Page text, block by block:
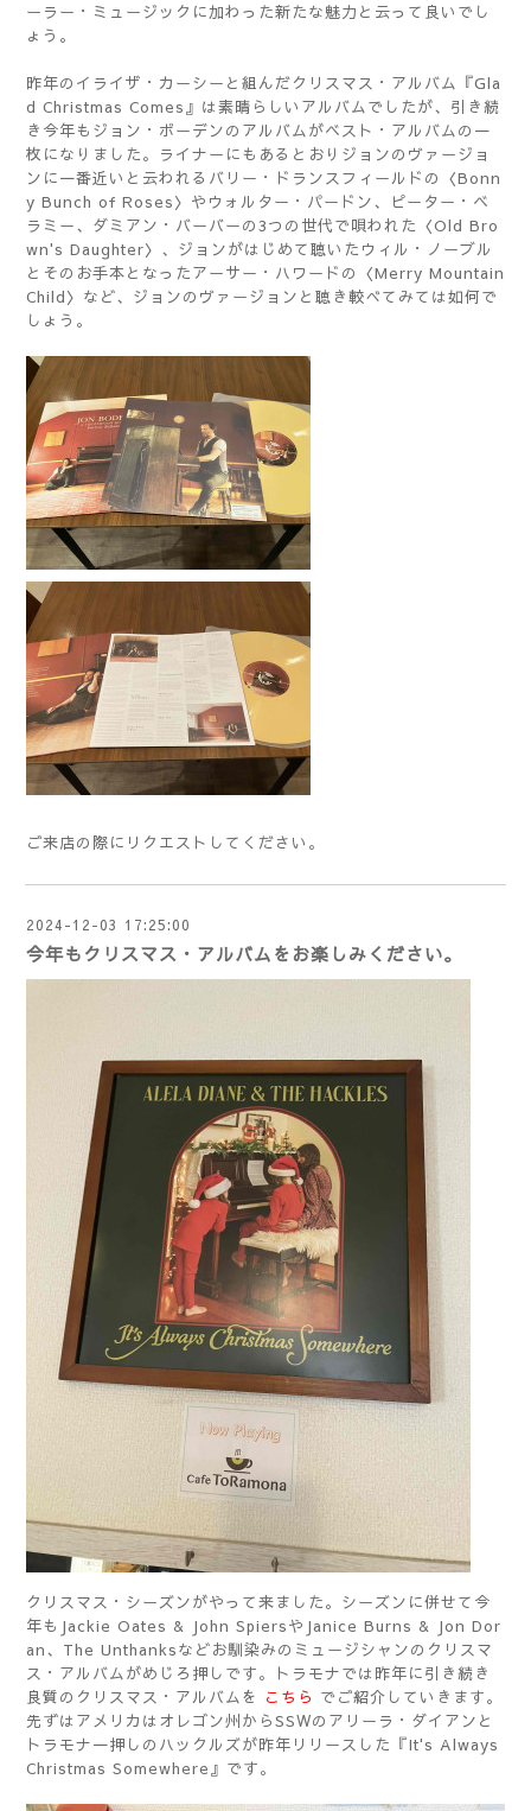
ーラー・ミュージックに加わった新たな魅力と云って良いでし
ょう。
昨年のイライザ・カーシーと組んだクリスマス・アルバム『Gla
d Christmas Comes』は素晴らしいアルバムでしたが、引き続
き今年もジョン・ボーデンのアルバムがベスト・アルバムの一
枚になりました。ライナーにもあるとおりジョンのヴァージョ
ンに一番近いと云われるバリー・ドランスフィールドの〈Bonn
y Bunch of Roses〉やウォルター・パードン、ピーター・ベ
ラミー、ダミアン・バーバーの3つの世代で唄われた〈Old Bro
wn's Daughter〉、ジョンがはじめて聴いたウィル・ノーブル
とそのお手本となったアーサー・ハワードの〈Merry Mountain
Child〉など、ジョンのヴァージョンと聴き較べてみては如何で
しょう。
ご来店の際にリクエストしてください。
2024-12-03 17:25:00
今年もクリスマス・アルバムをお楽しみください。
クリスマス・シーズンがやって来ました。シーズンに併せて今
年もJackie Oates & John SpiersやJanice Burns & Jon Dor
an、The Unthanksなどお馴染みのミュージシャンのクリスマ
ス・アルバムがめじろ押しです。トラモナでは昨年に引き続き
良質のクリスマス・アルバムを こちら でご紹介していきます。
先ずはアメリカはオレゴン州からSSWのアリーラ・ダイアンと
トラモナ一押しのハックルズが昨年リリースした『It's Always
Christmas Somewhere』です。